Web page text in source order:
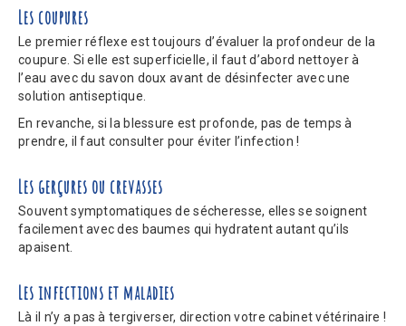
Les coupures
Le premier réflexe est toujours d’évaluer la profondeur de la
coupure. Si elle est superficielle, il faut d’abord nettoyer à
l’eau avec du savon doux avant de désinfecter avec une
solution antiseptique.
En revanche, si la blessure est profonde, pas de temps à
prendre, il faut consulter pour éviter l’infection !
Les gerçures ou crevasses
Souvent symptomatiques de sécheresse, elles se soignent
facilement avec des baumes qui hydratent autant qu’ils
apaisent.
Les infections et maladies
Là il n’y a pas à tergiverser, direction votre cabinet vétérinaire !